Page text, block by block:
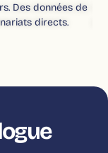
Des données de
directs.